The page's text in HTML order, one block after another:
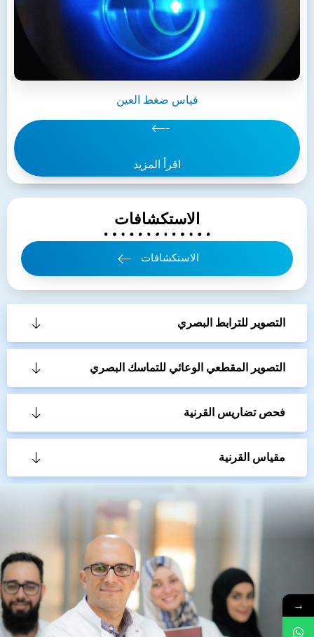
قياس ضغط العين
اقرأ المزيد
الاستكشافات
الاستكشافات
التصوير للترابط البصري
التصوير المقطعي الوعائي للتماسك البصري
فحص تضاريس القرنية
مقياس القرنية
→